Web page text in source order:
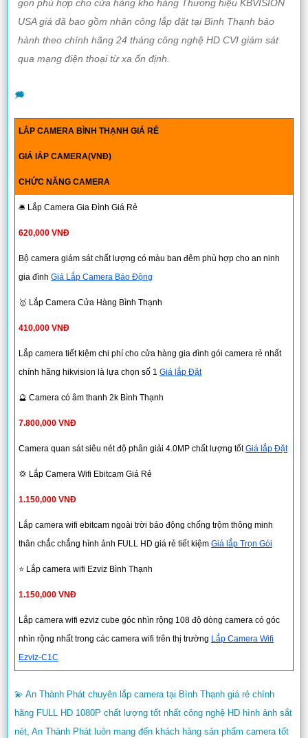
gọn phù hợp cho cửa hàng kho hàng Thương hiệu KBVISION
USA giá đã bao gồm nhân công lắp đặt tại Bình Thạnh bảo
hành theo chính hãng 24 tháng công nghệ HD CVI giám sát
qua mạng điện thoại từ xa ổn định.
️🗯
LẮP CAMERA BÌNH THẠNH GIÁ RẺ
GIÁ lẮP CAMERA(VNĐ)
CHỨC NĂNG CAMERA
🛎 Lắp Camera Gia Đình Giá Rẻ
620,000 VNĐ
Bộ camera giám sát chất lượng có màu ban đêm phù hợp cho an ninh
gia đình Giá Lắp Camera Báo Động
🥇 Lắp Camera Cửa Hàng Bình Thạnh
410,000 VNĐ
Lắp camera tiết kiệm chi phí cho cửa hàng gia đình gói camera rẻ nhất
chính hãng hikvision là lựa chọn số 1 Giá lắp Đặt
🔮 Camera có âm thanh 2k Bình Thạnh
7.800,000 VNĐ
Camera quan sát siêu nét độ phân giải 4.0MP chất lượng tốtGiá lắp Đặt
💢 Lắp Camera Wifi Ebitcam Giá Rẻ
1.150,000 VNĐ
Lắp camera wifi ebitcam ngoài trời báo động chống trộm thông minh
thân chắc chắng hình ảnh FULL HD giá rẻ tiết kiệm Giá lắp Trọn Gói
⭐ Lắp camera wifi Ezviz Bình Thạnh
1.150,000 VNĐ
Lắp camera wifi ezviz cube góc nhìn rộng 108 độ dòng camera có góc
nhìn rộng nhất trong các camera wifi trên thị trường Lắp Camera Wifi
Ezviz-C1C
💫 An Thành Phát chuyên lắp camera tại Bình Thạnh giá rẻ chính
hãng FULL HD 1080P chất lượng tốt nhất công nghệ HD hình ảnh sắt
nét, An Thành Phát luôn mang đến khách hàng sản phẩm camera tốt